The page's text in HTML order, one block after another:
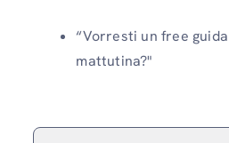
“Vorresti un free
mattutina?"